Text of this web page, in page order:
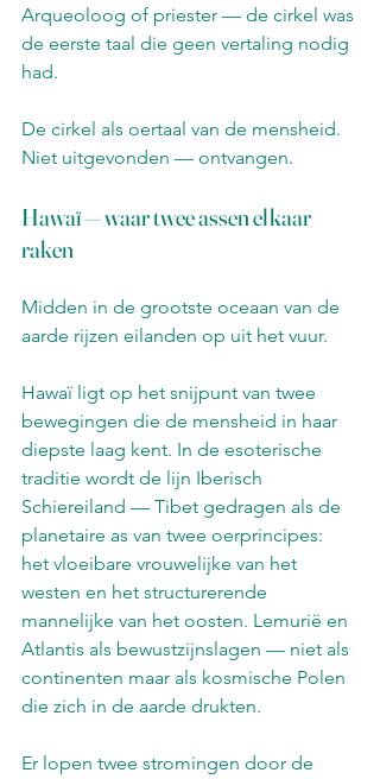
Arqueoloog of priester — de cirkel was
de eerste taal die geen vertaling nodig
had.
De cirkel als oertaal van de mensheid.
Niet uitgevonden — ontvangen.
Hawaï — waar twee assen elkaar
raken
Midden in de grootste oceaan van de
aarde rijzen eilanden op uit het vuur.
Hawaï ligt op het snijpunt van twee
bewegingen die de mensheid in haar
diepste laag kent. In de esoterische
traditie wordt de lijn Iberisch
Schiereiland — Tibet gedragen als de
planetaire as van twee oerprincipes:
het vloeibare vrouwelijke van het
westen en het structurerende
mannelijke van het oosten. Lemurië en
Atlantis als bewustzijnslagen — niet als
continenten maar als kosmische Polen
die zich in de aarde drukten.
Er lopen twee stromingen door de